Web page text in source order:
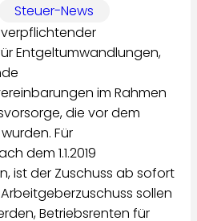
Steuer-News
verpflichtender
Entgeltumwandlungen,
im Rahmen
die vor dem
Für
dem 1.1.2019
ist der Zuschuss ab sofort
sollen
Betriebsrenten für